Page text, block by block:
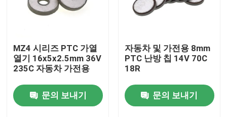
공장 투어
품질 관리
MZ4 시리즈 PTC 가열
열기 16x5x2.5mm 36V
235C 자동차 가전용
문의 보내기
자동차 및 가전용 8mm
PTC 난방 칩 14V 70C
18R
문의 보내기